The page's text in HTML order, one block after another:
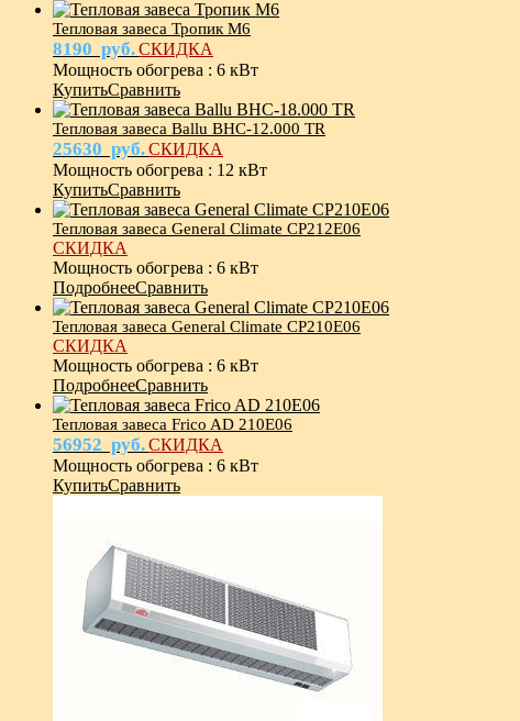
Тепловая завеса Тропик М6
8190 руб.СКИДКА
Мощность обогрева : 6 кВт
КупитьСравнить
Тепловая завеса Ballu BHC-12.000 TR
25630 руб.СКИДКА
Мощность обогрева : 12 кВт
КупитьСравнить
Тепловая завеса General Climate CP212E06
СКИДКА
Мощность обогрева : 6 кВт
ПодробнееСравнить
Тепловая завеса General Climate CP210E06
СКИДКА
Мощность обогрева : 6 кВт
ПодробнееСравнить
Тепловая завеса Frico AD 210E06
56952 руб.СКИДКА
Мощность обогрева : 6 кВт
КупитьСравнить